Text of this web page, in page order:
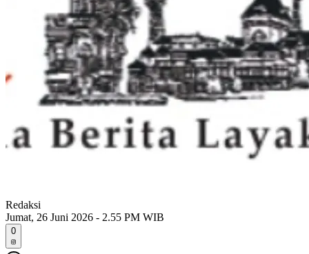
Redaksi
Jumat, 26 Juni 2026 - 2.55 PM WIB
0